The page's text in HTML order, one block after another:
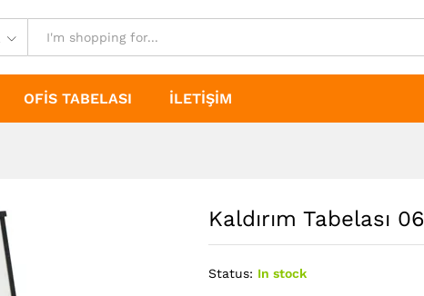
OFIS TABELASI İLETIŞIM
Kaldırım Tabelası 06
Status: In stock